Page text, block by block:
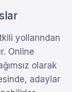
yollarından
Online
olarak
adaylar